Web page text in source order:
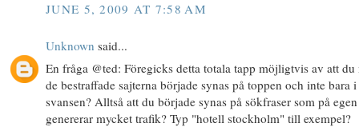
JUNE 5, 2009 AT 7:58 AM
Unknown said...
En fråga @ted: Föregicks detta totala tapp möjligtvis av att du
de bestraffade sajterna började synas på toppen och inte bara i
svansen? Alltså att du började synas på sökfraser som på
genererar mycket trafik? Typ "hotell stockholm" till exempel?